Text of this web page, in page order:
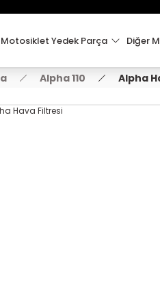
2000 TL VE
Motosiklet Yedek Parça Diğer
Alpha 110 Alpha